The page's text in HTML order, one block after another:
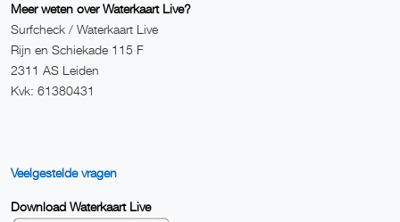
Meer weten over Waterkaart Live?
Surfcheck / Waterkaart Live
Rijn en Schiekade 115 F
2311 AS Leiden
Kvk: 61380431
Veelgestelde vragen
Download Waterkaart Live